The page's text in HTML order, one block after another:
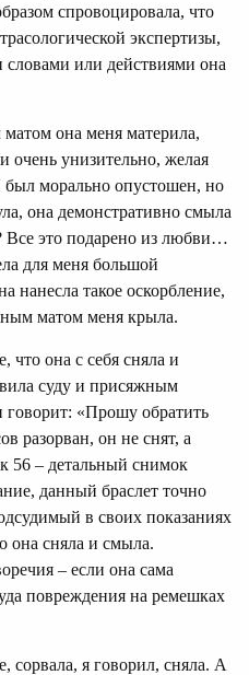
спровоцировала, что
экспертизы,
словами или действиями она
она меня материла,
очень унизительно, желая
морально опустошен, но
она демонстративно смыла
Все это подарено из любви…
для меня большой
такое оскорбление,
матом меня крыла.
что она с себя сняла и
суду и присяжным
говорит: «Прошу обратить
разорван, он не снят, а
56 – детальный снимок
данный браслет точно
в своих показаниях
она сняла и смыла.
– если она сама
повреждения на ремешках
я говорил, сняла. А